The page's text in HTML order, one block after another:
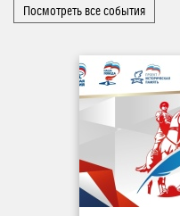
Посмотреть все события